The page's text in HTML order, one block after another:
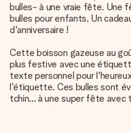
bulles- à une vraie fête. Une
bulles pour enfants. Un
d'anniversaire !
Cette boisson gazeuse au
plus festive avec une
texte personnel pour
l'étiquette. Ces bulles sont
tchin... à une super fête avec